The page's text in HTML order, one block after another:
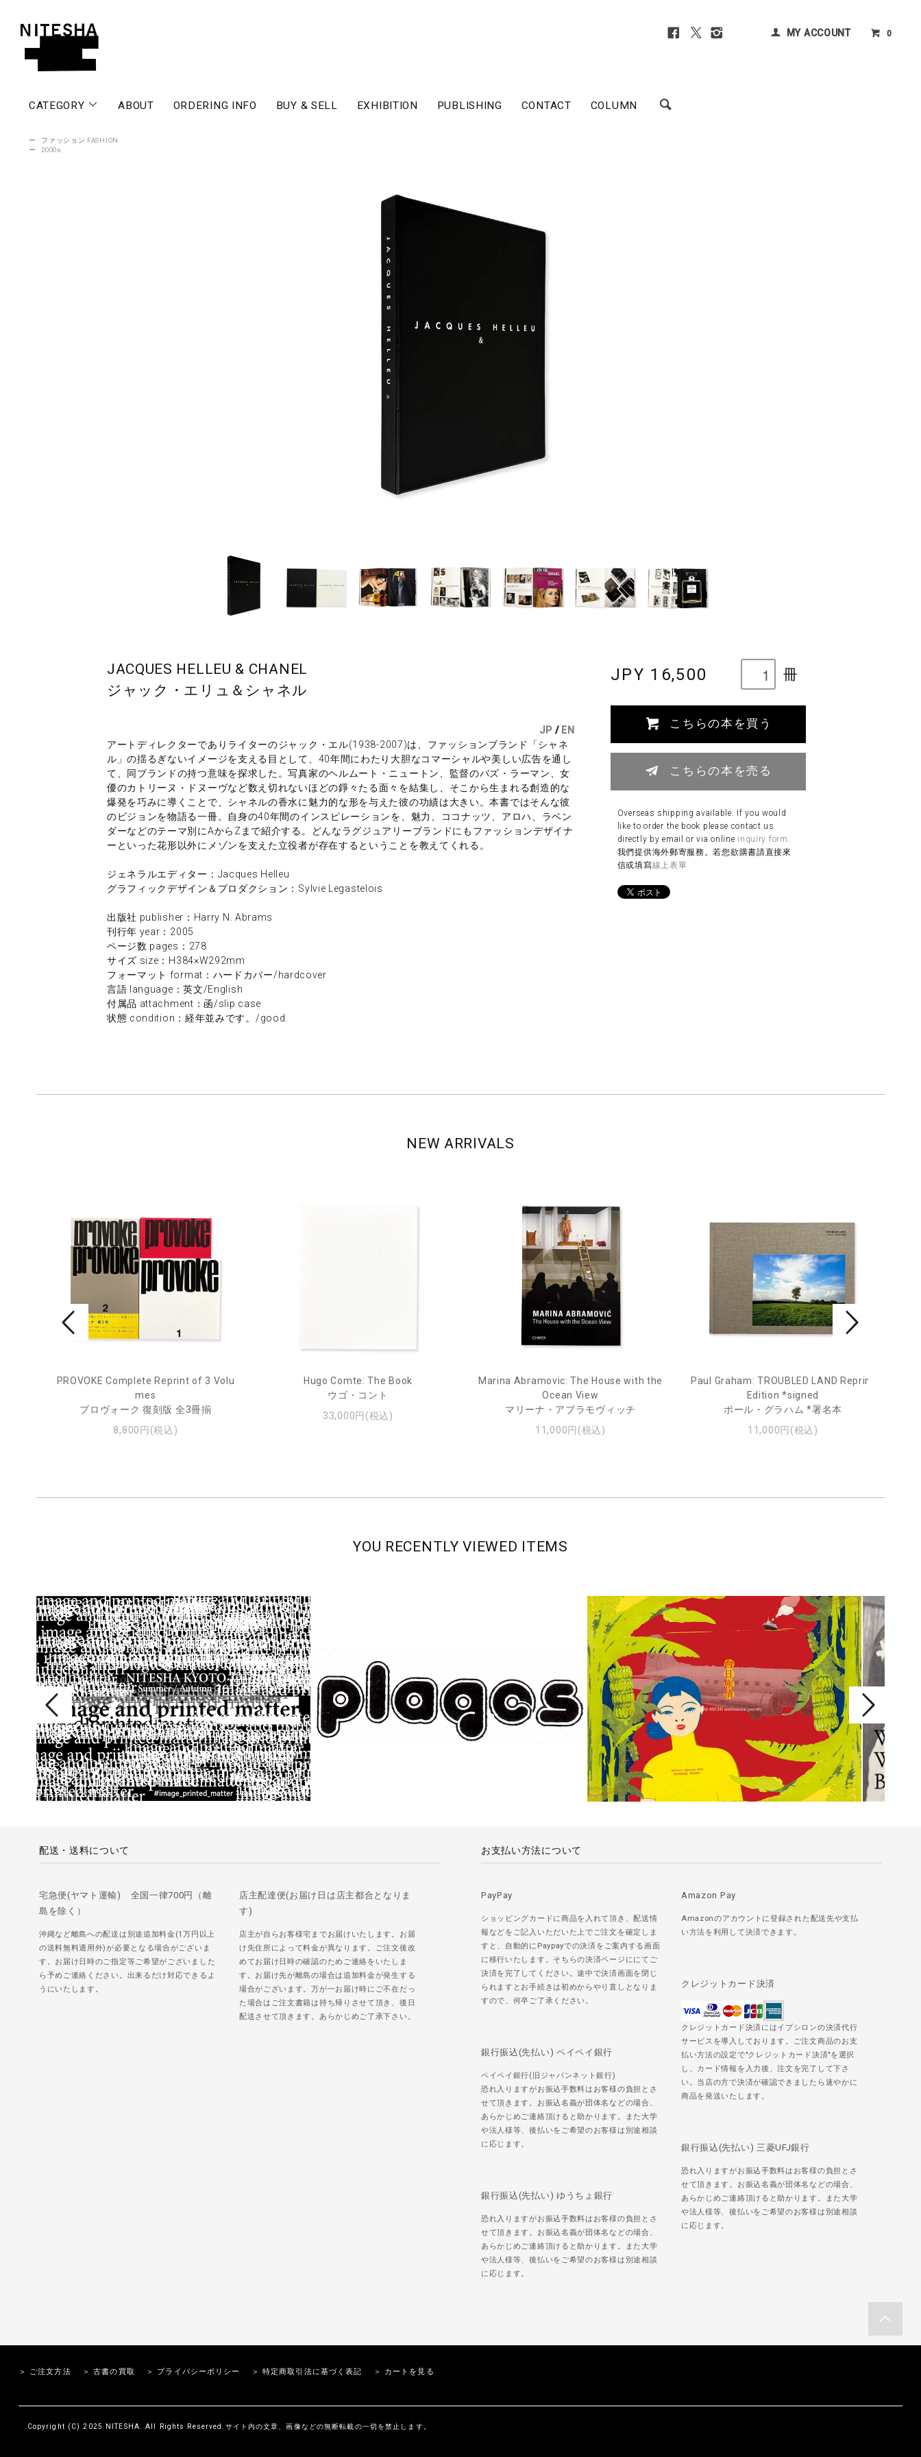
MY ACCOUNT 0
CATEGORY ABOUT ORDERING INFO BUY & SELL EXHIBITION PUBLISHING CONTACT COLUMN
ー
ファッション FASHION
ー
2000s
JACQUES HELLEU & CHANEL
ジャック・エリュ＆シャネル
JP / EN
アートディレクターでありライターのジャック・エル(1938-2007)は、ファッションブランド「シャネ
ル」の揺るぎないイメージを支える目として、40年間にわたり大胆なコマーシャルや美しい広告を通し
て、同ブランドの持つ意味を探求した。写真家のヘルムート・ニュートン、監督のバズ・ラーマン、女
優のカトリーヌ・ドヌーヴなど数え切れないほどの錚々たる面々を結集し、そこから生まれる創造的な
爆発を巧みに導くことで、シャネルの香水に魅力的な形を与えた彼の功績は大きい。本書ではそんな彼
のビジョンを物語る一冊。自身の40年間のインスピレーションを、魅力、ココナッツ、アロハ、ラベン
ダーなどのテーマ別にAからZまで紹介する。どんなラグジュアリーブランドにもファッションデザイナ
ーといった花形以外にメゾンを支えた立役者が存在するということを教えてくれる。
ジェネラルエディター：Jacques Helleu
グラフィックデザイン＆プロダクション：Sylvie Legastelois
出版社 publisher：Harry N. Abrams
刊行年 year：2005
ページ数 pages：278
サイズ size：H384×W292mm
フォーマット format：ハードカバー/hardcover
言語 language：英文/English
付属品 attachment：函/slip case
状態 condition：経年並みです。/good.
JPY 16,500 冊
こちらの本を買う
こちらの本を売る
Overseas shipping available. If you would
like to order the book please contact us
directly by email or via online inquiry form .
我們提供海外郵寄服務。若您欲購書請直接來
信或填寫線上表單
NEW ARRIVALS
PROVOKE Complete Reprint of 3 Volu
mes
プロヴォーク 復刻版 全3冊揃
8,800円(税込)
Hugo Comte: The Book
ウゴ・コント
33,000円(税込)
Marina Abramovic: The House with the
Ocean View
マリーナ・アブラモヴィッチ
11,000円(税込)
Paul Graham: TROUBLED LAND Reprint
Edition *signed
ポール・グラハム *署名本
11,000円(税込)
YOU RECENTLY VIEWED ITEMS
配送・送料について
宅急便(ヤマト運輸) 全国一律700円（離
島を除く）
沖縄など離島への配送は別途追加料金(1万円以上
の送料無料適用外)が必要となる場合がございま
す。お届け日時のご指定等ご希望がございました
ら予めご連絡ください。出来るだけ対応できるよ
うにいたします。
店主配達便(お届け日は店主都合となりま
す)
店主が自らお客様宅までお届けいたします。お届
け先住所によって料金が異なります。ご注文後改
めてお届け日時の確認のためご連絡をいたしま
す。お届け先が離島の場合は追加料金が発生する
場合がございます。万が一お届け時にご不在だっ
た場合はご注文書籍は持ち帰りさせて頂き、後日
配送させて頂きます。あらかじめご了承下さい。
お支払い方法について
PayPay
ショッピングカードに商品を入れて頂き、配送情
報などをご記入いただいた上でご注文を確定しま
すと、自動的にPaypayでの決済をご案内する画面
に移行いたします。そちらの決済ページににてご
決済を完了してください。途中で決済画面を閉じ
られますとお手続きは初めからやり直しとなりま
すので、何卒ご了承ください。
Amazon Pay
Amazonのアカウントに登録された配送先や支払
い方法を利用して決済できます。
クレジットカード決済
クレジットカード決済にはイプシロンの決済代行
サービスを導入しております。ご注文商品のお支
払い方法の設定で"クレジットカード決済"を選択
し、カード情報を入力後、注文を完了して下さ
い。当店の方で決済が確認できましたら速やかに
商品を発送いたします。
銀行振込(先払い) ペイペイ銀行
ペイペイ銀行(旧ジャパンネット銀行)
恐れ入りますがお振込手数料はお客様の負担とさ
せて頂きます。お振込名義が団体名などの場合、
あらかじめご連絡頂けると助かります。また大学
や法人様等、後払いをご希望のお客様は別途相談
に応じます。
銀行振込(先払い) 三菱UFJ銀行
恐れ入りますがお振込手数料はお客様の負担とさ
せて頂きます。お振込名義が団体名などの場合、
あらかじめご連絡頂けると助かります。また大学
や法人様等、後払いをご希望のお客様は別途相談
に応じます。
銀行振込(先払い) ゆうちょ銀行
恐れ入りますがお振込手数料はお客様の負担とさ
せて頂きます。お振込名義が団体名などの場合、
あらかじめご連絡頂けると助かります。また大学
や法人様等、後払いをご希望のお客様は別途相談
に応じます。
＞ ご注文方法 ＞ 古書の買取 ＞ プライバシーポリシー ＞ 特定商取引法に基づく表記 ＞ カートを見る
Copyright (C) 2025 NITESHA. All Rights Reserved.サイト内の文章、画像などの無断転載の一切を禁止します。